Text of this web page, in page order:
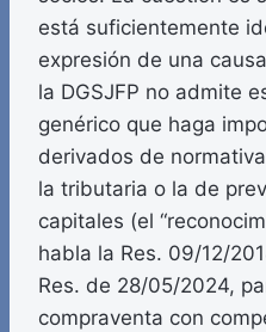
está suficientemente
expresión de una
la DGSJFP no admite
genérico que haga
derivados de
la tributaria o la de
capitales (el
habla la Res. 09/12/
Res. de 28/05/2024,
compraventa con